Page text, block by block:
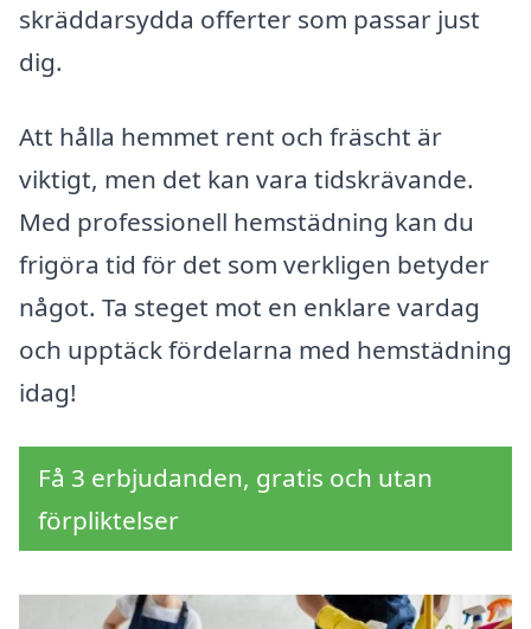
skräddarsydda offerter som passar just
dig.
Att hålla hemmet rent och fräscht är
viktigt, men det kan vara tidskrävande.
Med professionell hemstädning kan du
frigöra tid för det som verkligen betyder
något. Ta steget mot en enklare vardag
och upptäck fördelarna med hemstädning
idag!
Få 3 erbjudanden, gratis och utan
förpliktelser